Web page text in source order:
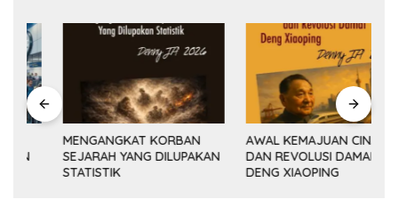
MENGANGKAT KORBAN
SEJARAH YANG DILUPAKAN
STATISTIK
AWAL KEMAJUAN CINA
DAN REVOLUSI DAMAI
DENG XIAOPING